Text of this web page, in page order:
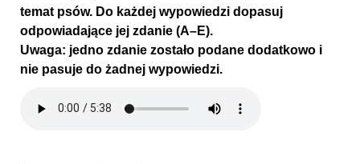
temat psów. Do każdej wypowiedzi dopasuj
odpowiadające jej zdanie (A–E).
Uwaga: jedno zdanie zostało podane dodatkowo i
nie pasuje do żadnej wypowiedzi.